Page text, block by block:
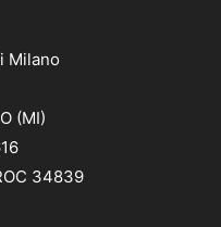
Milano
(MI)
34839